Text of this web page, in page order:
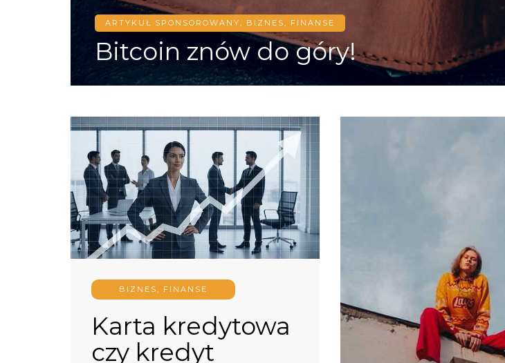
ARTYKUŁ SPONSOROWANY, BIZNES, FINANSE
Bitcoin znów do góry!
BIZNES, FINANSE
Karta kredytowa
czy kredyt